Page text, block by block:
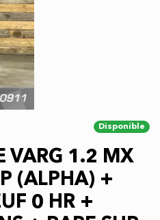
+ RARE SUR
E.V = MOTO